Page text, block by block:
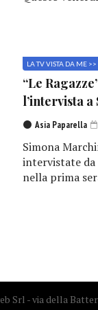
LA TV VISTA DA ME >>
“Le
l’intervista
Asia Paparella
Simona
intervistate da
nella prima
Srl - via della